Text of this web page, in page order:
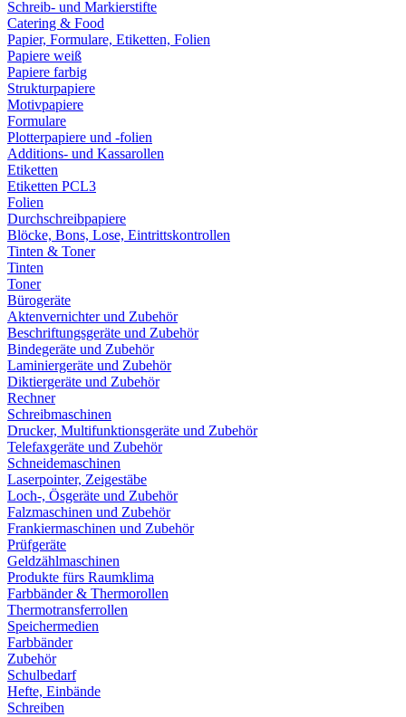
Schreib- und Markierstifte
Catering & Food
Papier, Formulare, Etiketten, Folien
Papiere weiß
Papiere farbig
Strukturpapiere
Motivpapiere
Formulare
Plotterpapiere und -folien
Additions- und Kassarollen
Etiketten
Etiketten PCL3
Folien
Durchschreibpapiere
Blöcke, Bons, Lose, Eintrittskontrollen
Tinten & Toner
Tinten
Toner
Bürogeräte
Aktenvernichter und Zubehör
Beschriftungsgeräte und Zubehör
Bindegeräte und Zubehör
Laminiergeräte und Zubehör
Diktiergeräte und Zubehör
Rechner
Schreibmaschinen
Drucker, Multifunktionsgeräte und Zubehör
Telefaxgeräte und Zubehör
Schneidemaschinen
Laserpointer, Zeigestäbe
Loch-, Ösgeräte und Zubehör
Falzmaschinen und Zubehör
Frankiermaschinen und Zubehör
Prüfgeräte
Geldzählmaschinen
Produkte fürs Raumklima
Farbbänder & Thermorollen
Thermotransferrollen
Speichermedien
Farbbänder
Zubehör
Schulbedarf
Hefte, Einbände
Schreiben